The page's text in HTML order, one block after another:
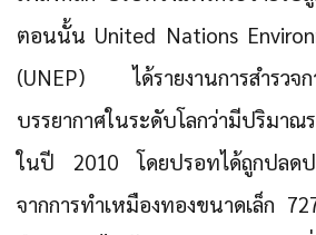
ตอนนั้น United Nations
(UNEP) ได้รายงานการสำรวจ
บรรยากาศในระดับโลกว่ามีปริมา
ในปี 2010 โดยปรอทได้ถูกปลดป
จากการทำเหมืองทองขนาดเล็ก